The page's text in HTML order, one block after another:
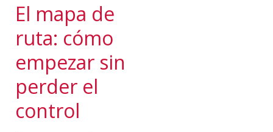
El mapa de
ruta: cómo
empezar sin
perder el
control